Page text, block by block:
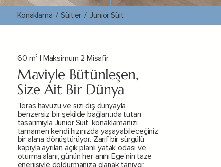
60 m² | Maksimum 2 Misafir
Maviyle Bütünleşen,
Size Ait Bir Dünya
Teras havuzu ve sizi dış dünyayla
benzersiz bir şekilde bağlantıda tutan
tasarımıyla Junior Süit, konaklamanızı
tamamen kendi hızınızda yaşayabileceğiniz
bir alana dönüştürüyor. Zarif bir sürgülü
kapıyla ayrılan açık planlı yatak odası ve
oturma alanı, günün her anını Ege'nin taze
enerjisiyle doldurmanıza olanak tanıyor.
Konaklama / Süitler / Junior Süit